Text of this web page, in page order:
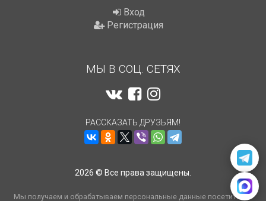
Вход
Регистрация
МЫ В СОЦ. СЕТЯХ
РАССКАЗАТЬ ДРУЗЬЯМ!
2026 © Все права защищены.
Мы получаем и обрабатываем персональные данные посетителей